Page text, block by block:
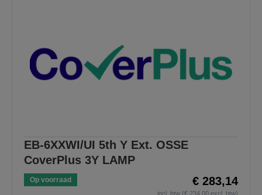
EB-6XXWI/UI 5th Y Ext. OSSE
CoverPlus 3Y LAMP
Op voorraad € 283,14
incl. btw (€ 234,00 excl. btw)